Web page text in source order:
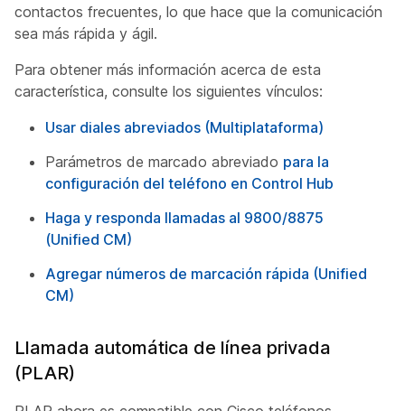
contactos frecuentes, lo que hace que la comunicación
sea más rápida y ágil.
Para obtener más información acerca de esta
característica, consulte los siguientes vínculos:
Usar diales abreviados (Multiplataforma)
Parámetros de marcado abreviado para la
configuración del teléfono en Control Hub
Haga y responda llamadas al 9800/8875
(Unified CM)
Agregar números de marcación rápida (Unified
CM)
Llamada automática de línea privada
(PLAR)